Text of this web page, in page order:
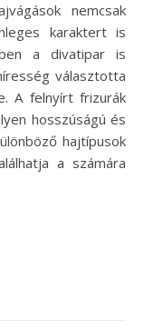
nemcsak
karaktert is
a divatipar is
választotta
A felnyírt frizurák
hosszúságú és
hajtípusok
a számára